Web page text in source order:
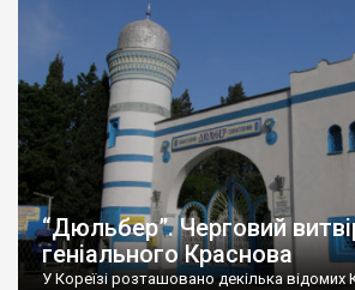
“Дюльбер”. Черговий
геніального Краснова
У Кореїзі розташовано декілька відомих